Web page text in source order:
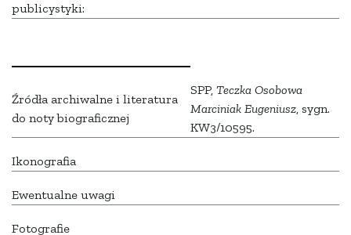
publicystyki:
Źródła archiwalne i literatura
do noty biograficznej
SPP, Teczka Osobowa
Marciniak Eugeniusz, sygn.
KW3/10595.
Ikonografia
Ewentualne uwagi
Fotografie